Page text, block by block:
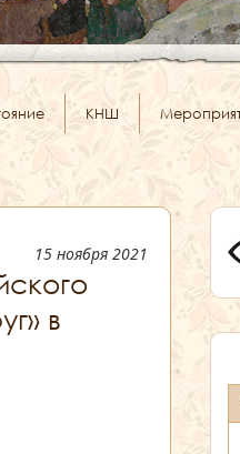
КНШ
15 ноября 2021
в